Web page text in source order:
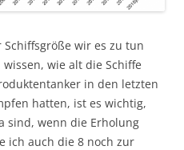
wir es zu tun
wie alt die Schiffe
in den letzten
hatten, ist es wichtig,
sind, wenn die Erholung
ich auch die 8 noch zur